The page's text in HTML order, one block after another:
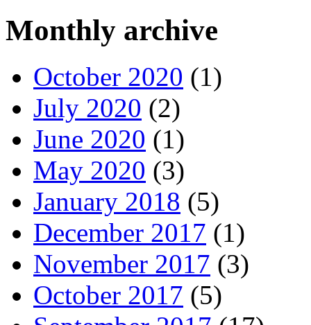
Monthly archive
October 2020 (1)
July 2020 (2)
June 2020 (1)
May 2020 (3)
January 2018 (5)
December 2017 (1)
November 2017 (3)
October 2017 (5)